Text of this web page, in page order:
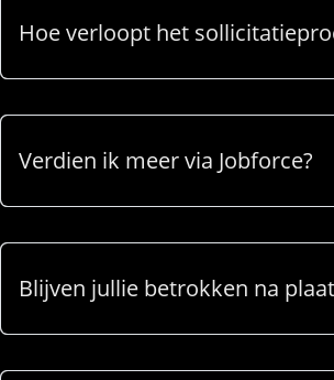
Hoe verloopt het
Verdien ik meer via Jobforce?
Blijven jullie betrokken na